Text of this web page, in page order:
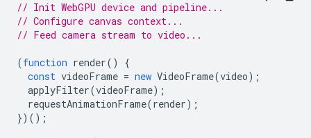
// Init WebGPU device and pipeline...
// Configure canvas context...
// Feed camera stream to video...
(function render()
{
const videoFrame = new VideoFrame(video);
applyFilter(videoFrame);
requestAnimationFrame(render);
})();